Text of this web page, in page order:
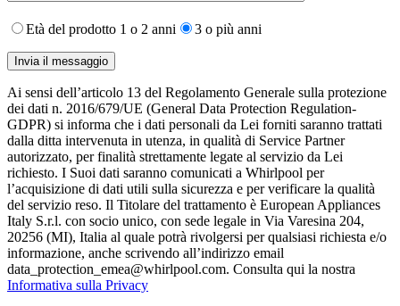
Età del prodotto 1 o 2 anni 3 o più anni
Ai sensi dell’articolo 13 del Regolamento Generale sulla protezione
dei dati n. 2016/679/UE (General Data Protection Regulation-
GDPR) si informa che i dati personali da Lei forniti saranno​ trattati
dalla ditta intervenuta in utenza,​ in qualità di Service Partner
autorizzato, per finalità strettamente legate al servizio da Lei
richiesto. I S​uoi dati saranno comunicati a Whirlpool per
l’acquisizione di dati utili sulla sicurezza e per verificare la qualità
del servizio reso. Il Titolare del trattamento è European Appliances
Italy S.r.l. con socio unico, con sede legale in Via Varesina 204,
20256 (MI), Italia al quale potrà rivolgersi per qualsiasi richiesta e/o
informazione, anche scrivendo all’indirizzo email
data_protection_emea@whirlpool.com. Consulta qui la nostra
Informativa sulla Privacy